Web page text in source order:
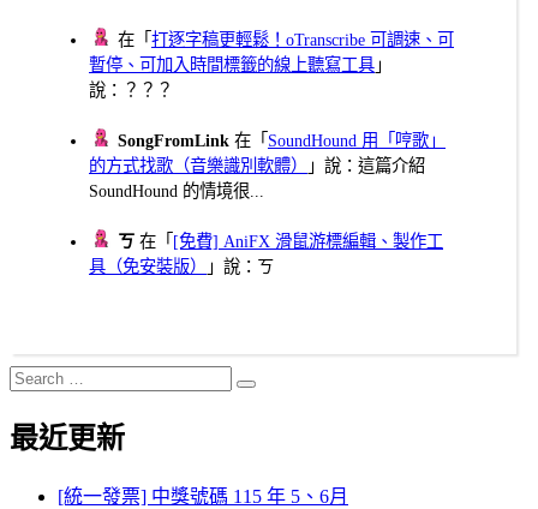
在「打逐字稿更輕鬆！oTranscribe 可調速、可
暫停、可加入時間標籤的線上聽寫工具 」
說：？？？
SongFromLink 在「 SoundHound 用「哼歌」
的方式找歌（音樂識別軟體）
」說：這篇介紹
SoundHound 的情境很...
ㄎ 在「 [免費] AniFX 滑鼠游標編輯、製作工
具（免安裝版）
」說：ㄎ
Search
for:
Search
最近更新
[統一發票] 中獎號碼 115 年 5、6月